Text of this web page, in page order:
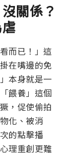
關係？
而已！」這
在嘴邊的免
本身就是一
餵養」這個
，促使偷拍
化、被消
的點擊播
理重創更難